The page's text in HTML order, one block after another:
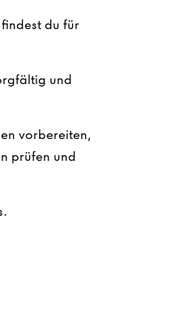
du für
und
vorbereiten,
prüfen und